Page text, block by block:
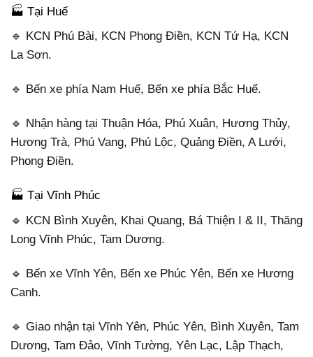
🏭 Tại Huế
🔹 KCN Phú Bài, KCN Phong Điền, KCN Tứ Hạ, KCN
La Sơn.
🔹 Bến xe phía Nam Huế, Bến xe phía Bắc Huế.
🔹 Nhận hàng tại Thuận Hóa, Phú Xuân, Hương Thủy,
Hương Trà, Phú Vang, Phú Lộc, Quảng Điền, A Lưới,
Phong Điền.
🏭 Tại Vĩnh Phúc
🔹 KCN Bình Xuyên, Khai Quang, Bá Thiện I & II, Thăng
Long Vĩnh Phúc, Tam Dương.
🔹 Bến xe Vĩnh Yên, Bến xe Phúc Yên, Bến xe Hương
Canh.
🔹 Giao nhận tại Vĩnh Yên, Phúc Yên, Bình Xuyên, Tam
Dương, Tam Đảo, Vĩnh Tường, Yên Lạc, Lập Thạch,